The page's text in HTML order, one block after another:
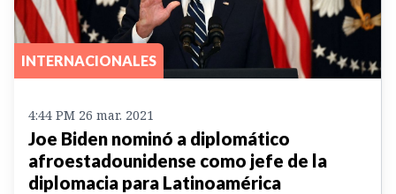
INTERNACIONALES
4:44 PM 26 mar. 2021
Joe Biden nominó a diplomático
afroestadounidense como jefe de la
diplomacia para Latinoamérica